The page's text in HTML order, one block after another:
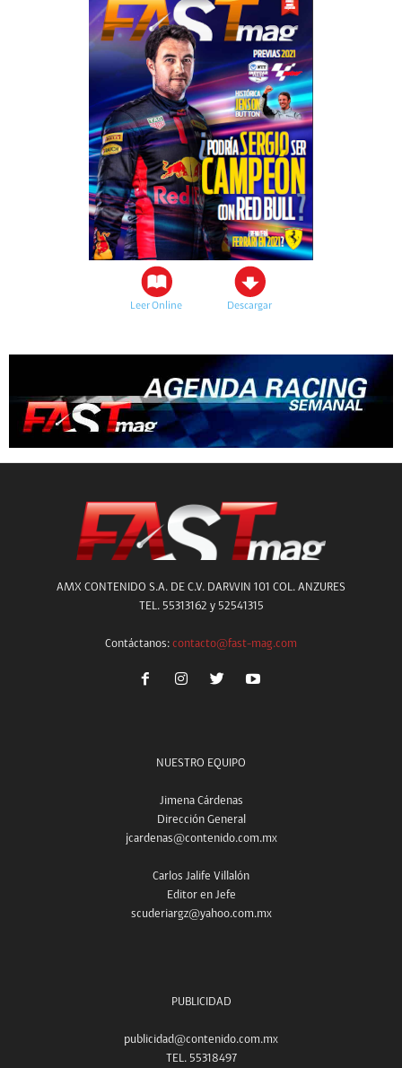
Leer Online Descargar
AMX CONTENIDO S.A. DE C.V. DARWIN 101 COL. ANZURES
TEL. 55313162 y 52541315
Contáctanos: contacto@fast-mag.com
NUESTRO EQUIPO
Jimena Cárdenas
Dirección General
jcardenas@contenido.com.mx
Carlos Jalife Villalón
Editor en Jefe
scuderiargz@yahoo.com.mx
PUBLICIDAD
publicidad@contenido.com.mx
TEL. 55318497